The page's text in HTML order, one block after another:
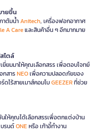
ายขึ้น
าต้มน้ำAnitech, เครื่องฟอกอากาศ
A Careและสินค้าอื่น ๆ อีกมากมาย
ไตล์
ยมมาให้คุณเลือกสรร เพื่อตอบโจทย์
กสารNEOเพื่อความปลอดภัยของ
ดไร้สายเมาส์คอมโบGEEZERที่ช่วย
ให้คุณได้เลือกสรรเพื่อตกแต่งบ้าน
บรนด์ONEหรือ เก้าอี้ทำงาน